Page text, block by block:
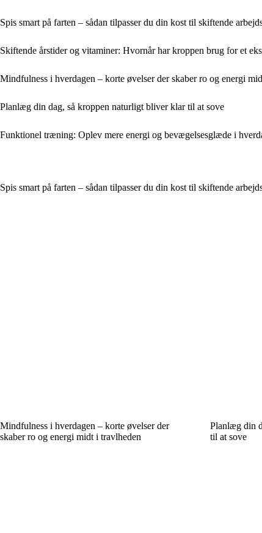
Spis smart på farten – sådan tilpasser du din kost til skiftende
Skiftende årstider og vitaminer: Hvornår har kroppen brug for et
Mindfulness i hverdagen – korte øvelser der skaber ro og energi
Planlæg din dag, så kroppen naturligt bliver klar til at sove
Funktionel træning: Oplev mere energi og bevægelsesglæde i
Spis smart på farten – sådan tilpasser du din kost til skiftende
Mindfulness i hverdagen – korte øvelser der
skaber ro og energi midt i travlheden
Planlæg din
til at sove